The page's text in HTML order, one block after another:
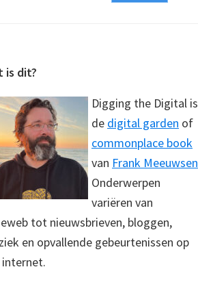
is dit?
Digging the Digital is
de digital garden of
commonplace book
van Frank Meeuwsen
Onderwerpen
variëren van
tot nieuwsbrieven, bloggen,
en opvallende gebeurtenissen op